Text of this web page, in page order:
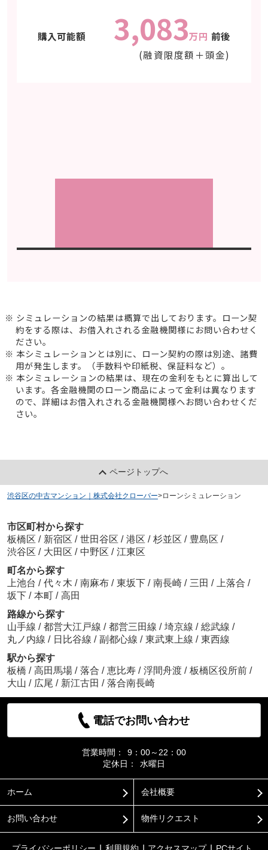
購入可能額 3,083万円 前後
(融資限度額＋頭金)
※ シミュレーションの結果は概算で出しております。ローン契
約をする際は、お借入れされる金融機関様にお問い合わせく
ださい。
※ 本シミュレーションとは別に、ローン契約の際は別途、諸費
用が発生します。（手数料や印紙税、保証料など）。
※ 本シミュレーションの結果は、現在の金利をもとに算出して
います。各金融機関のローン商品によって金利は異なります
ので、詳細はお借入れされる金融機関様へお問い合わせくだ
さい。
ページトップへ
渋谷区の中古マンション｜株式会社クローバー>ローンシミュレーション
市区町村から探す
板橋区 / 新宿区 / 世田谷区 / 港区 / 杉並区 / 豊島区 /
渋谷区 / 大田区 / 中野区 / 江東区
町名から探す
上池台 / 代々木 / 南麻布 / 東坂下 / 南長崎 / 三田 / 上落合 /
坂下 / 本町 / 高田
路線から探す
山手線 / 都営大江戸線 / 都営三田線 / 埼京線 / 総武線 /
丸ノ内線 / 日比谷線 / 副都心線 / 東武東上線 / 東西線
駅から探す
板橋 / 高田馬場 / 落合 / 恵比寿 / 浮間舟渡 / 板橋区役所前 /
大山 / 広尾 / 新江古田 / 落合南長崎
電話でお問い合わせ
営業時間：
9：00～22：00
定休日：
水曜日
ホーム 会社概要
お問い合わせ 物件リクエスト